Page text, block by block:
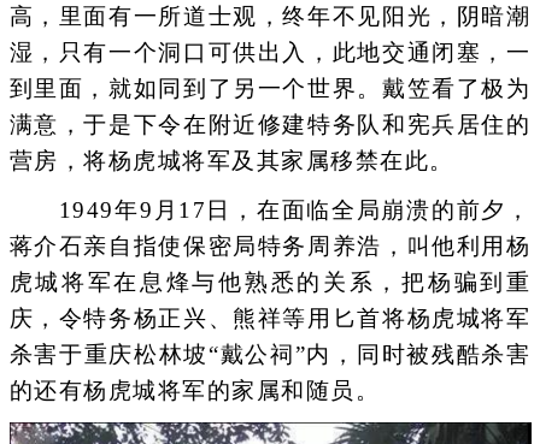
高，里面有一所道士观，终年不见阳光，阴暗潮
湿，只有一个洞口可供出入，此地交通闭塞，一
到里面，就如同到了另一个世界。戴笠看了极为
满意，于是下令在附近修建特务队和宪兵居住的
营房，将杨虎城将军及其家属移禁在此。
1949年9月17日，在面临全局崩溃的前夕，
蒋介石亲自指使保密局特务周养浩，叫他利用杨
虎城将军在息烽与他熟悉的关系，把杨骗到重
庆，令特务杨正兴、熊祥等用匕首将杨虎城将军
杀害于重庆松林坡“戴公祠”内，同时被残酷杀害
的还有杨虎城将军的家属和随员。